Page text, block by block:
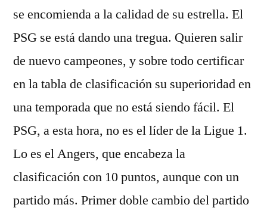
se encomienda a la calidad de su estrella. El
PSG se está dando una tregua. Quieren salir
de nuevo campeones, y sobre todo certificar
en la tabla de clasificación su superioridad en
una temporada que no está siendo fácil. El
PSG, a esta hora, no es el líder de la Ligue 1.
Lo es el Angers, que encabeza la
clasificación con 10 puntos, aunque con un
partido más. Primer doble cambio del partido